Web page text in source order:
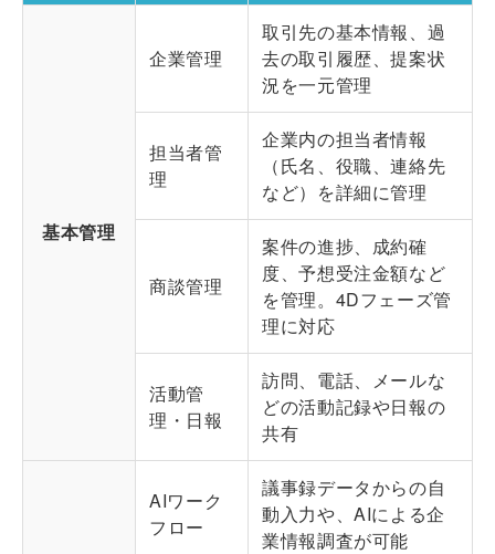
基本管理
企業管理
取引先の基本情報、過
去の取引履歴、提案状
況を一元管理
担当者管
理
企業内の担当者情報
（氏名、役職、連絡先
など）を詳細に管理
商談管理
案件の進捗、成約確
度、予想受注金額など
を管理。4Dフェーズ管
理に対応
活動管
理・日報
訪問、電話、メールな
どの活動記録や日報の
共有
AIワーク
フロー
議事録データからの自
動入力や、AIによる企
業情報調査が可能